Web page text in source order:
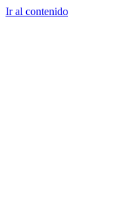
Ir al contenido